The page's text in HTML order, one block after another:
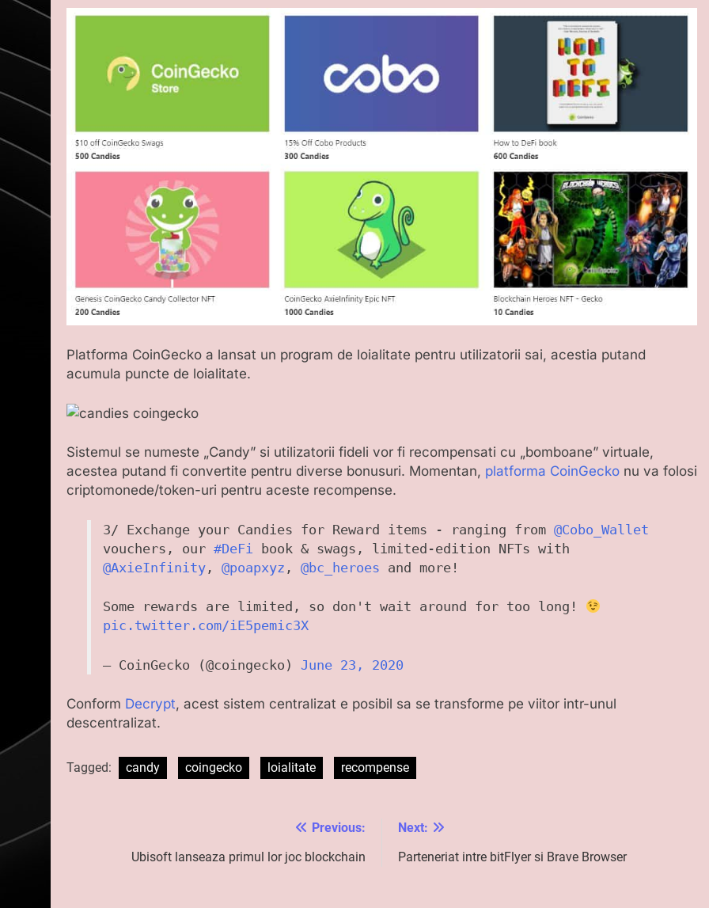
Platforma CoinGecko a lansat un program de loialitate pentru utilizatorii sai, acestia putand
acumula puncte de loialitate.
Sistemul se numeste „Candy” si utilizatorii fideli vor fi recompensati cu „bomboane” virtuale,
acestea putand fi convertite pentru diverse bonusuri. Momentan, platforma CoinGecko nu va folosi
criptomonede/token-uri pentru aceste recompense.
3/ Exchange your Candies for Reward items - ranging from @Cobo_Wallet
vouchers, our #DeFi
book & swags, limited-edition NFTs with
@AxieInfinity, @poapxyz , @bc_heroes and more!
Some rewards are limited, so don't wait around for too long!
pic.twitter.com/iE5pemic3X
— CoinGecko (@coingecko) June 23, 2020
Conform Decrypt, acest sistem centralizat e posibil sa se transforme pe viitor intr-unul
descentralizat.
Tagged: candy coingecko loialitate recompense
Previous:
Ubisoft lanseaza primul lor joc blockchain
Next:
Parteneriat intre bitFlyer si Brave Browser